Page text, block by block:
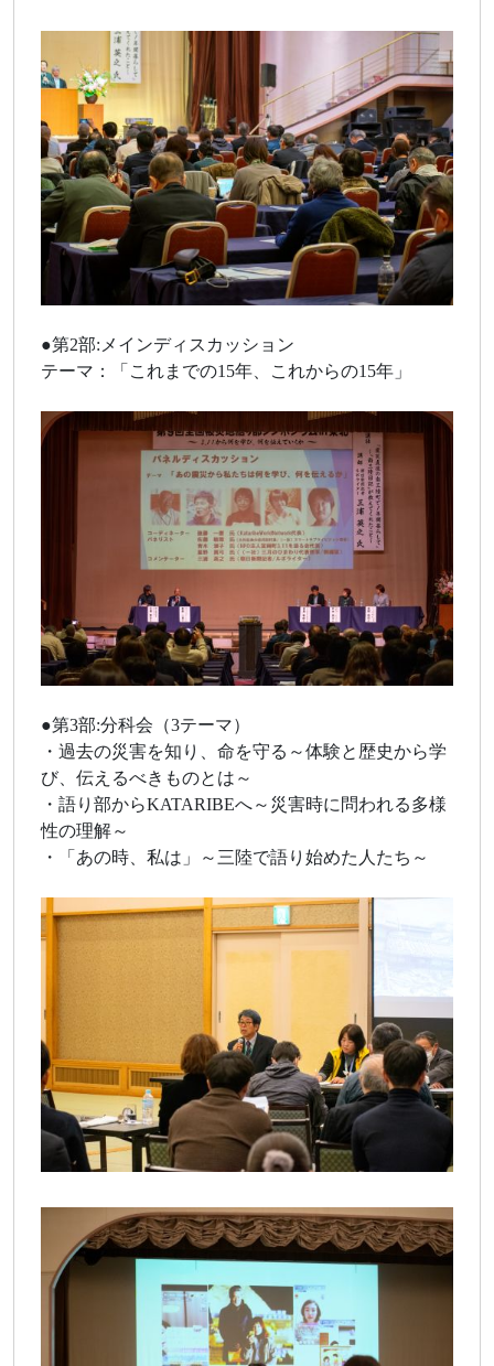
●第2部:メインディスカッション
テーマ：「これまでの15年、これからの15年」
●第3部:分科会（3テーマ）
・過去の災害を知り、命を守る～体験と歴史から学
び、伝えるべきものとは～
・語り部からKATARIBEへ～災害時に問われる多様
性の理解～
・「あの時、私は」～三陸で語り始めた人たち～